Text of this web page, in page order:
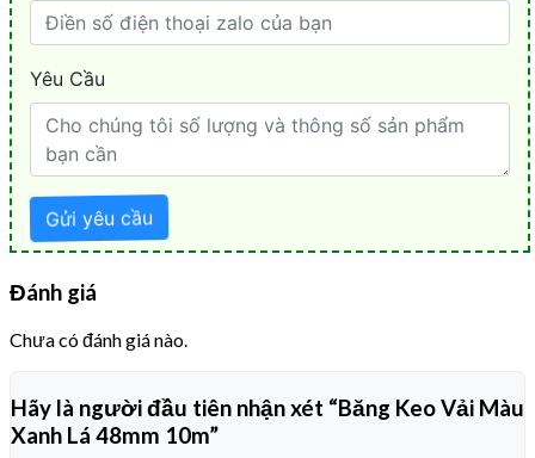
Đánh giá
Chưa có đánh giá nào.
Hãy là người đầu tiên nhận xét “Băng Keo Vải Màu
Xanh Lá 48mm 10m”